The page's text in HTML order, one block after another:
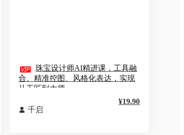
 珠宝设计师AI精进课，工具融
合、精准控图、风格化表达，实现
从工匠到大师
 千启
¥19.90